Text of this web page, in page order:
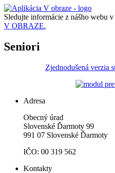
Sledujte informácie z nášho webu v
V OBRAZE.
Seniori
Zjednodušená verzia
Adresa
Obecný úrad
Slovenské Ďarmoty 99
991 07 Slovenské Ďarmoty
IČO: 00 319 562
Kontakty